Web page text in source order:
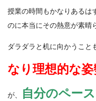
授業の時間もかなりあるは
のに本当にその熱意が素晴
ダラダラと机に向かうこと
なり理想的な姿
が、 自分のペー